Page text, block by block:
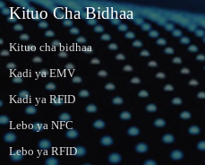
Kituo Cha Bidhaa
Kituo cha bidhaa
Kadi ya EMV
Kadi ya RFID
Lebo ya NFC
Lebo ya RFID